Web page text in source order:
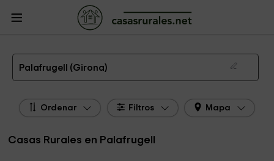
Casas Rurales
Girona
Casas Rurales Palafrugell
Las 11 mejores casas rurales en Palafrugell de 2026
Palafrugell (Girona)
Ordenar Filtros Mapa
Casas Rurales en Palafrugell